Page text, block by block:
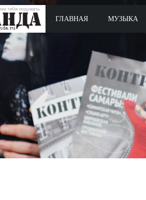
ГЛАВНАЯ МУЗЫКА